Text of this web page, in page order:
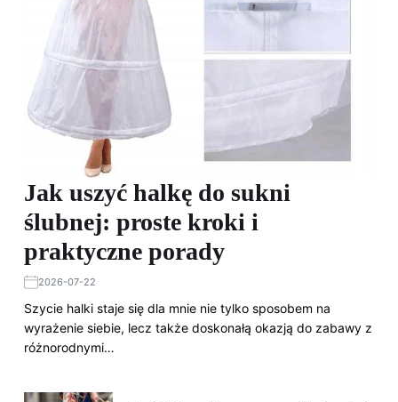
Jak uszyć halkę do sukni
ślubnej: proste kroki i
praktyczne porady
2026-07-22
Szycie halki staje się dla mnie nie tylko sposobem na
wyrażenie siebie, lecz także doskonałą okazją do zabawy z
różnorodnymi…